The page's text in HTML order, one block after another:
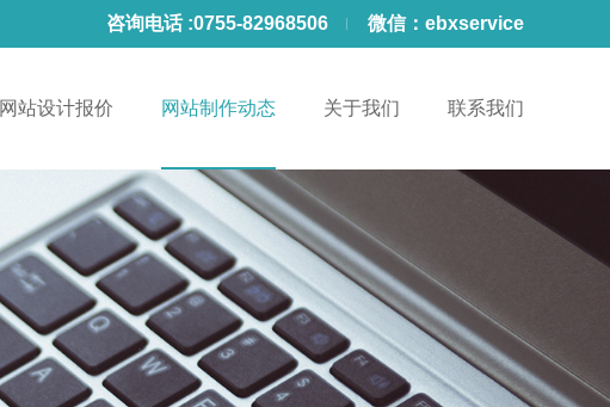
咨询电话 :0755-82968506 微信： ebxservice
网站设计报价 网站制作动态 关于我们 联系我们